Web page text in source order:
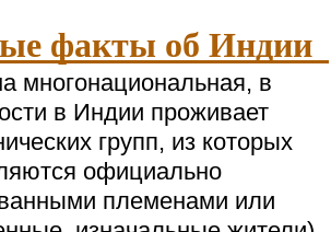
факты об Индии
многонациональная, в
в Индии проживает
групп, из которых
официально
племенами или